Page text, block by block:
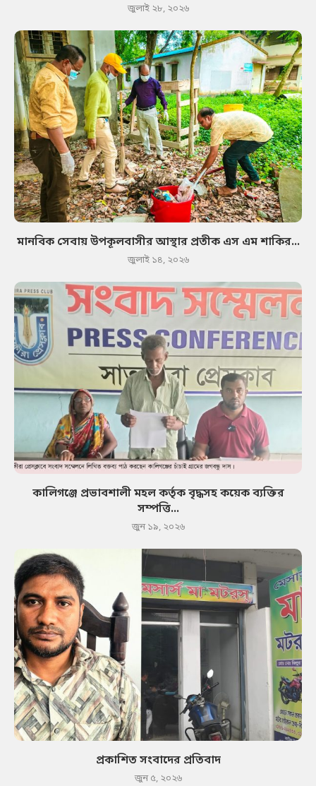
জুলাই ২৮, ২০২৬
মানবিক সেবায় উপকূলবাসীর আস্থার প্রতীক এস এম শাকির...
জুলাই ১৪, ২০২৬
কালিগঞ্জে প্রভাবশালী মহল কর্তৃক বৃদ্ধসহ কয়েক ব্যক্তির
সম্পত্তি...
জুন ১৯, ২০২৬
প্রকাশিত সংবাদের প্রতিবাদ
জুন ৫, ২০২৬